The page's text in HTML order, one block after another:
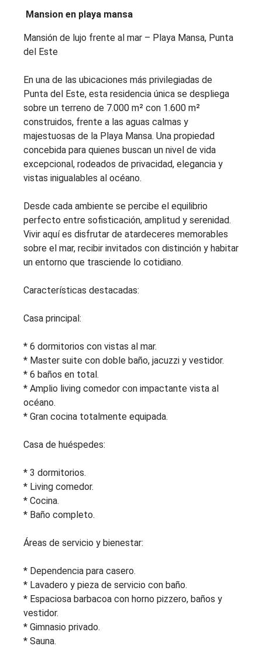
Mansion en playa mansa
Mansión de lujo frente al mar – Playa Mansa, Punta
del Este
En una de las ubicaciones más privilegiadas de
Punta del Este, esta residencia única se despliega
sobre un terreno de 7.000 m² con 1.600 m²
construidos, frente a las aguas calmas y
majestuosas de la Playa Mansa. Una propiedad
concebida para quienes buscan un nivel de vida
excepcional, rodeados de privacidad, elegancia y
vistas inigualables al océano.
Desde cada ambiente se percibe el equilibrio
perfecto entre sofisticación, amplitud y serenidad.
Vivir aquí es disfrutar de atardeceres memorables
sobre el mar, recibir invitados con distinción y habitar
un entorno que trasciende lo cotidiano.
Características destacadas:
Casa principal:
* 6 dormitorios con vistas al mar.
* Master suite con doble baño, jacuzzi y vestidor.
* 6 baños en total.
* Amplio living comedor con impactante vista al
océano.
* Gran cocina totalmente equipada.
Casa de huéspedes:
* 3 dormitorios.
* Living comedor.
* Cocina.
* Baño completo.
Áreas de servicio y bienestar:
* Dependencia para casero.
* Lavadero y pieza de servicio con baño.
* Espaciosa barbacoa con horno pizzero, baños y
vestidor.
* Gimnasio privado.
* Sauna.